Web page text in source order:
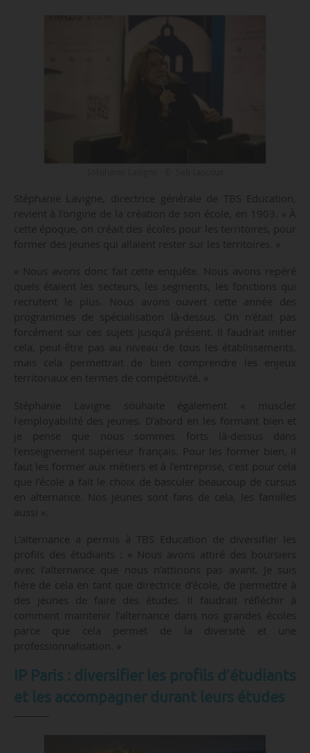
Stéphanie Lavigne, directrice générale de TBS Education,
revient à l’origine de la création de son école, en 1903. « À
cette époque, on créait des écoles pour les territoires, pour
former des jeunes qui allaient rester sur les territoires. »
« Nous avons donc fait cette enquête. Nous avons repéré
quels étaient les secteurs, les segments, les fonctions qui
recrutent le plus. Nous avons ouvert cette année des
programmes de spécialisation là-dessus. On n’était pas
forcément sur ces sujets jusqu’à présent. Il faudrait initier
cela, peut-être pas au niveau de tous les établissements,
mais cela permettrait de bien comprendre les enjeux
territoriaux en termes de compétitivité. »
Stéphanie Lavigne souhaite également « muscler
l’employabilité des jeunes. D’abord en les formant bien et
je pense que nous sommes forts là-dessus dans
l’enseignement supérieur français. Pour les former bien, il
faut les former aux métiers et à l’entreprise, c’est pour cela
que l’école a fait le choix de basculer beaucoup de cursus
en alternance. Nos jeunes sont fans de cela, les familles
aussi ».
L’alternance a permis à TBS Education de diversifier les
profils des étudiants : « Nous avons attiré des boursiers
avec l’alternance que nous n’attirions pas avant. Je suis
fière de cela en tant que directrice d’école, de permettre à
des jeunes de faire des études. Il faudrait réfléchir à
comment maintenir l’alternance dans nos grandes écoles
parce que cela permet de la diversité et une
professionnalisation. »
IP Paris : diversifier les profils d’étudiants
et les accompagner durant leurs études